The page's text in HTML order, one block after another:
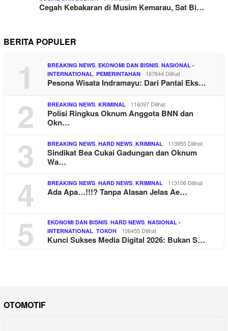
Cegah Kebakaran di Musim Kemarau, Sat Bi…
BERITA POPULER
1 BREAKING NEWS EKONOMI DAN BISNIS NASIONAL -
INTERNATIONAL PEMERINTAHAN 167644 Dilihat
Pesona Wisata Indramayu: Dari Pantai Eks…
2 BREAKING NEWS KRIMINAL 116097 Dilihat
Polisi Ringkus Oknum Anggota BNN dan
Okn…
3 BREAKING NEWS HARD NEWS KRIMINAL 113955 Dilihat
Sindikat Bea Cukai Gadungan dan Oknum
Wa…
4 BREAKING NEWS HARD NEWS KRIMINAL 113106 Dilihat
Ada Apa…!!!? Tanpa Alasan Jelas Ae…
5 EKONOMI DAN BISNIS HARD NEWS NASIONAL -
INTERNATIONAL TOKOH 106455 Dilihat
Kunci Sukses Media Digital 2026: Bukan S…
OTOMOTIF